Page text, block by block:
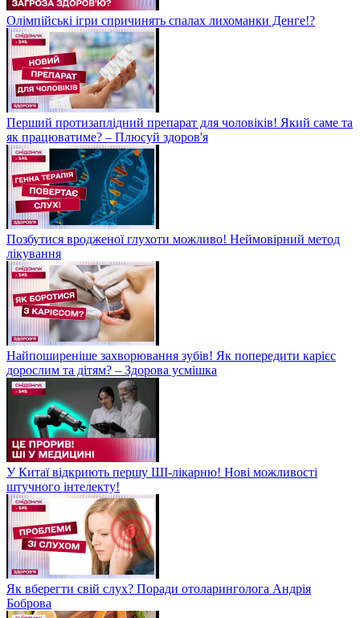
Олімпійські ігри спричинять спалах лихоманки Денге!?
Перший протизаплідний препарат для чоловіків! Який саме та
як працюватиме? – Плюсуй здоров'я
Позбутися вродженої глухоти можливо! Неймовірний метод
лікування
Найпоширеніше захворювання зубів! Як попередити карієс
дорослим та дітям? – Здорова усмішка
У Китаї відкриють першу ШІ-лікарню! Нові можливості
штучного інтелекту!
Як вберегти свій слух? Поради отоларинголога Андрія
Боброва